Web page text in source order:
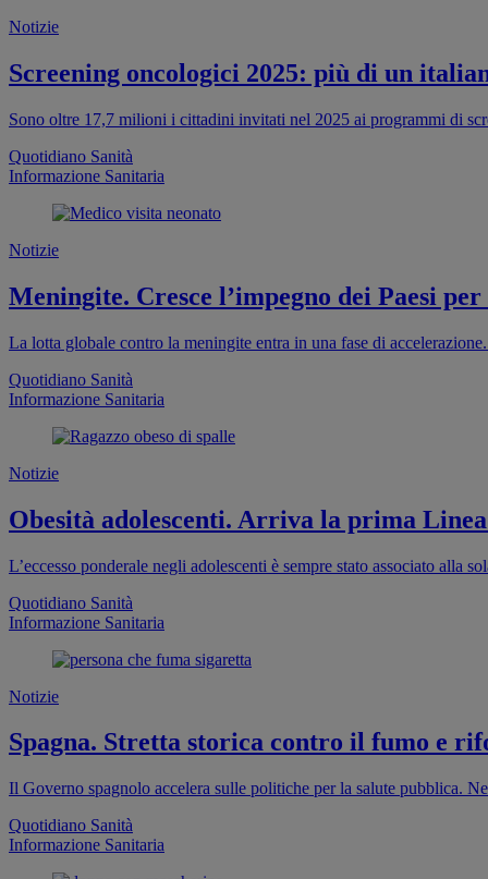
Notizie
Screening oncologici 2025: più di un
Sono oltre 17,7 milioni i cittadini invitati nel 2025 ai programmi di
Quotidiano Sanità
Informazione Sanitaria
Notizie
Meningite. Cresce l’impegno dei Paesi
La lotta globale contro la meningite entra in una fase di
Quotidiano Sanità
Informazione Sanitaria
Notizie
Obesità adolescenti. Arriva la prima
L’eccesso ponderale negli adolescenti è sempre stato associato
Quotidiano Sanità
Informazione Sanitaria
Notizie
Spagna. Stretta storica contro il fumo e
Il Governo spagnolo accelera sulle politiche per la salute pubblica.
Quotidiano Sanità
Informazione Sanitaria